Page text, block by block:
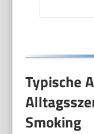
Typische
Smoking